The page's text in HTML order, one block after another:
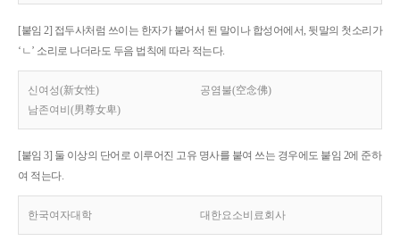
[붙임 2] 접두사처럼 쓰이는 한자가 붙어서 된 말이나 합성어에서, 뒷말의 첫소리가
‘ㄴ’ 소리로 나더라도 두음 법칙에 따라 적는다.
신여성(新女性)
공염불(空念佛)
남존여비(男尊女卑)
[붙임 3] 둘 이상의 단어로 이루어진 고유 명사를 붙여 쓰는 경우에도 붙임 2에 준하
여 적는다.
한국여자대학 대한요소비료회사